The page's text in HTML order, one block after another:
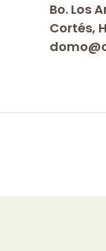
Bo. Los
Cortés,